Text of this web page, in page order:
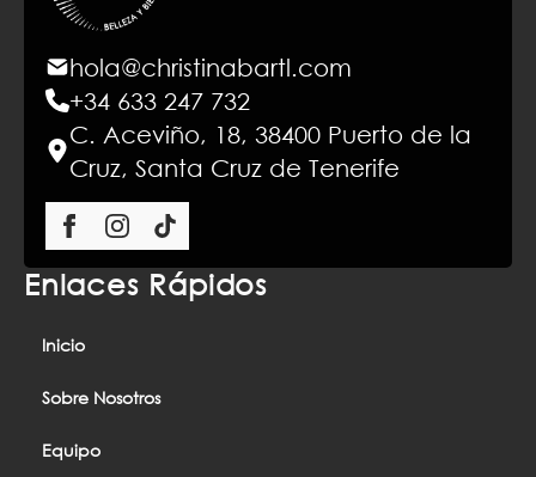
hola@christinabartl.com
+34 633 247 732
C. Aceviño, 18, 38400 Puerto de la
Cruz, Santa Cruz de Tenerife
Enlaces Rápidos
Inicio
Sobre Nosotros
Equipo